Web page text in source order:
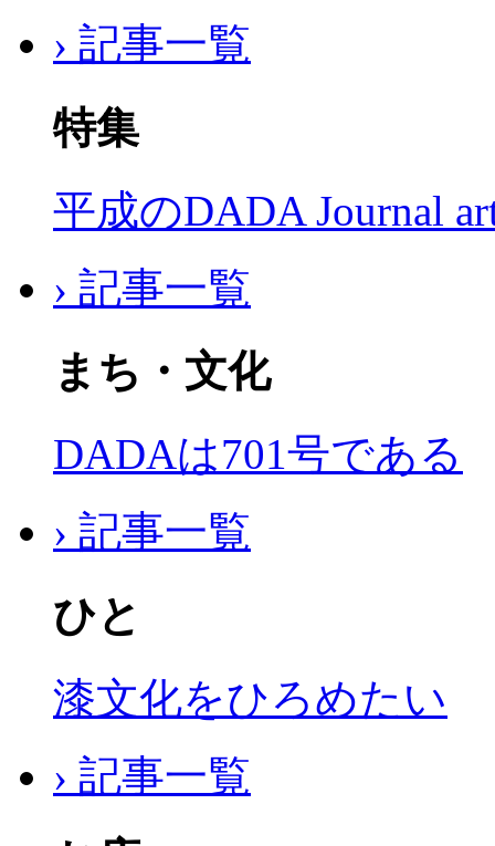
› 記事一覧
特集
平成のDADA Journal
› 記事一覧
まち・文化
DADAは701号である
› 記事一覧
ひと
漆文化をひろめたい
› 記事一覧